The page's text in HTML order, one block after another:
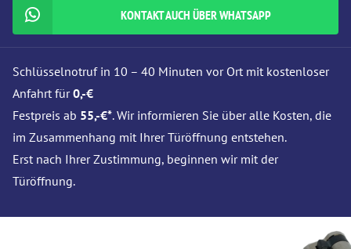
KONTAKT AUCH ÜBER WHATSAPP
Schlüsselnotruf in 10 – 40 Minuten vor Ort mit kostenloser
Anfahrt für0,-€
Festpreis ab 55,-€*. Wir informieren Sie über alle Kosten, die
im Zusammenhang mit Ihrer Türöffnung entstehen.
Erst nach Ihrer Zustimmung, beginnen wir mit der
Türöffnung.